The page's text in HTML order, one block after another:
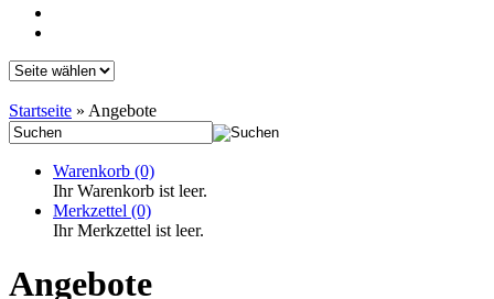
Startseite » Angebote
Warenkorb (0)
Ihr Warenkorb ist leer.
Merkzettel (0)
Ihr Merkzettel ist leer.
Angebote